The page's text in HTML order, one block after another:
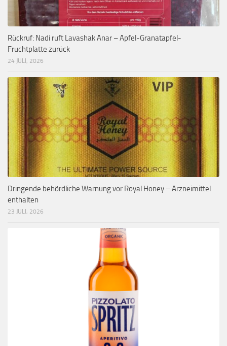
Rückruf: Nadi ruft Lavashak Anar – Apfel-Granatapfel-
Fruchtplatte zurück
24 JULI, 2026
Dringende behördliche Warnung vor Royal Honey – Arzneimittel
enthalten
23 JULI, 2026